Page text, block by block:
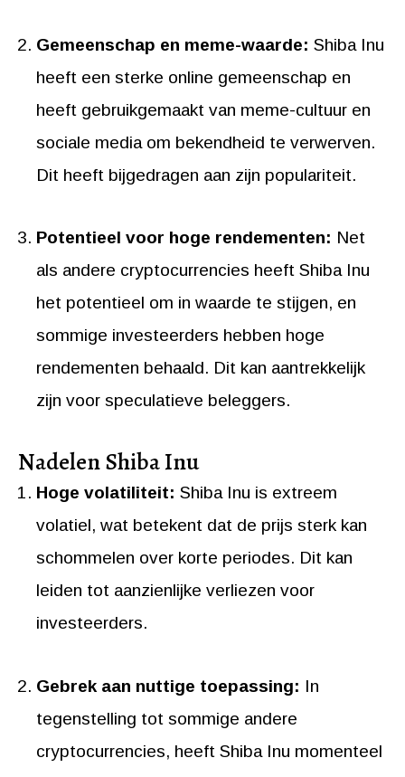
Gemeenschap en meme-waarde: Shiba Inu
heeft een sterke online gemeenschap en
heeft gebruikgemaakt van meme-cultuur en
sociale media om bekendheid te verwerven.
Dit heeft bijgedragen aan zijn populariteit.
Potentieel voor hoge rendementen: Net
als andere cryptocurrencies heeft Shiba Inu
het potentieel om in waarde te stijgen, en
sommige investeerders hebben hoge
rendementen behaald. Dit kan aantrekkelijk
zijn voor speculatieve beleggers.
Nadelen Shiba Inu
Hoge volatiliteit: Shiba Inu is extreem
volatiel, wat betekent dat de prijs sterk kan
schommelen over korte periodes. Dit kan
leiden tot aanzienlijke verliezen voor
investeerders.
Gebrek aan nuttige toepassing: In
tegenstelling tot sommige andere
cryptocurrencies, heeft Shiba Inu momenteel